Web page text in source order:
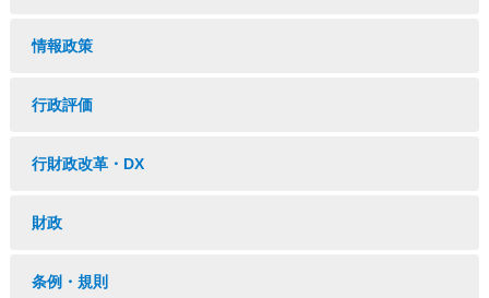
情報政策
行政評価
行財政改革・DX
財政
条例・規則